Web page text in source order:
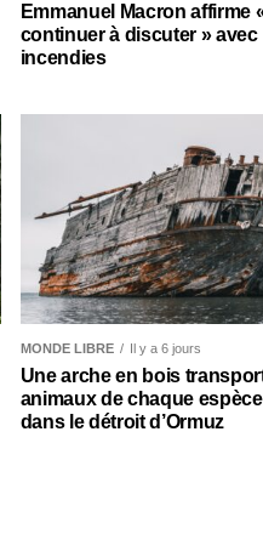
Emmanuel Macron affirme
continuer à discuter » avec
incendies
MONDE LIBRE Il y a 6 jours
Une arche en bois
animaux de chaque
dans le détroit d’Ormuz